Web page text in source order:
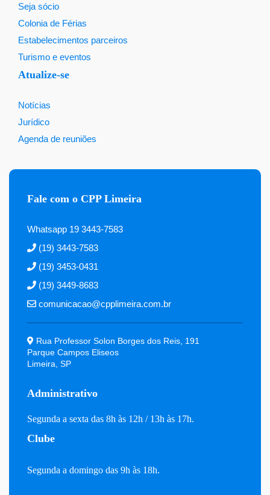
Seja sócio
Colonia de Férias
Estabelecimentos parceiros
Turismo e eventos
Atualize-se
Notícias
Jurídico
Agenda de reuniões
Fale com o CPP Limeira
Whatsapp 19 3443-7583
(19) 3443-7583
(19) 3453-0431
(19) 3449-8683
comunicacao@cpplimeira.com.br
Rua Professor Solon Borges dos Reis, 191
Parque Campos Eliseos
Limeira, SP
Administrativo
Segunda a sexta das 8h às 12h / 13h às 17h.
Clube
Segunda a domingo das 9h às 18h.